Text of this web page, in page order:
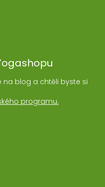
blog a chtěli byste si
programu.